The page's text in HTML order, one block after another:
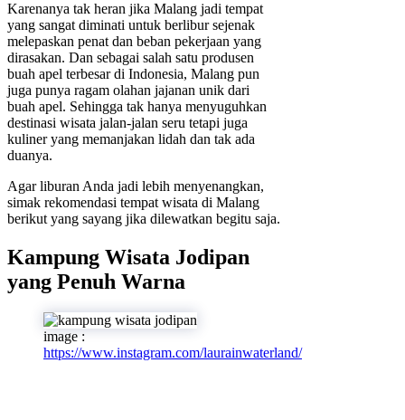
Karenanya tak heran jika Malang jadi tempat
yang sangat diminati untuk berlibur sejenak
melepaskan penat dan beban pekerjaan yang
dirasakan. Dan sebagai salah satu produsen
buah apel terbesar di Indonesia, Malang pun
juga punya ragam olahan jajanan unik dari
buah apel. Sehingga tak hanya menyuguhkan
destinasi wisata jalan-jalan seru tetapi juga
kuliner yang memanjakan lidah dan tak ada
duanya.
Agar liburan Anda jadi lebih menyenangkan,
simak rekomendasi tempat wisata di Malang
berikut yang sayang jika dilewatkan begitu saja.
Kampung Wisata Jodipan
yang Penuh Warna
image :
https://www.instagram.com/laurainwaterland/